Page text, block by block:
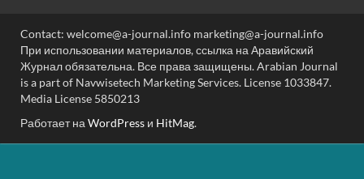
Contact: welcome@a-journal.info marketing@a-journal.info
При использовании материалов, ссылка на Аравийский
Журнал обязательна. Все права защищены. Arabian Journal
is a part of Navwisetech Marketing Services. License 1033847.
Media License 5850213
Работает на WordPress и HitMag.